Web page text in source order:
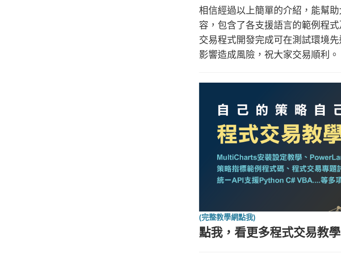
相信經過以上簡單的介紹，能幫
容，包含了各支援語言的範例程
交易程式開發完成可在測試環境
影響造成風險，祝大家交易順利。
(完整教學網點我)
點我，看更多程式交易教學